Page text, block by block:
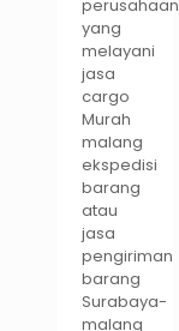
perusahaan
yang
melayani
jasa
cargo
Murah
malang
ekspedisi
barang
atau
jasa
pengiriman
barang
Surabaya-
malang